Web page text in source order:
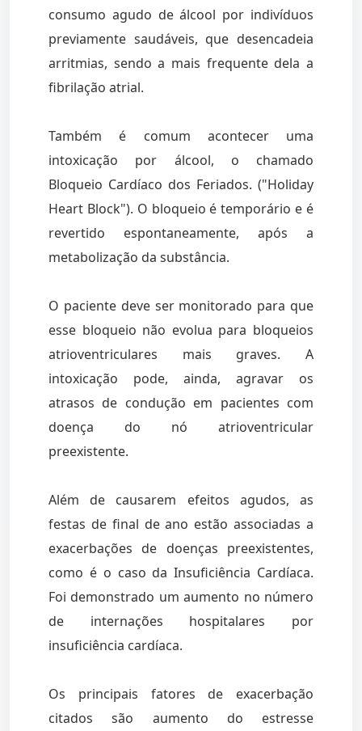
consumo agudo de álcool por indivíduos
previamente saudáveis, que desencadeia
arritmias, sendo a mais frequente dela a
fibrilação atrial.
Também é comum acontecer uma
intoxicação por álcool, o chamado
Bloqueio Cardíaco dos Feriados. ("Holiday
Heart Block"). O bloqueio é temporário e é
revertido espontaneamente, após a
metabolização da substância.
O paciente deve ser monitorado para que
esse bloqueio não evolua para bloqueios
atrioventriculares mais graves. A
intoxicação pode, ainda, agravar os
atrasos de condução em pacientes com
doença do nó atrioventricular
preexistente.
Além de causarem efeitos agudos, as
festas de final de ano estão associadas a
exacerbações de doenças preexistentes,
como é o caso da Insuficiência Cardíaca.
Foi demonstrado um aumento no número
de internações hospitalares por
insuficiência cardíaca.
Os principais fatores de exacerbação
citados são aumento do estresse